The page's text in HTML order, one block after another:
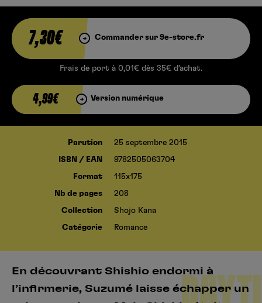
7,30€ Commander sur 9e-store.fr
Frais de port à 0,01€ dès 35€ d’achat.
4,99€ Version numérique
Parution 25 septembre 2015
ISBN / EAN 9782505063704
Format 115x175
Nb de pages 208
Collection Shojo Kana
Catégorie Romance
En découvrant Shishio endormi à
l’infirmerie, Suzumé laisse échapper un